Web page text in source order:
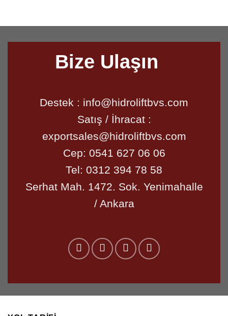
Bize Ulaşın
Destek : info@hidroliftbvs.com
Satış / İhracat :
exportsales@hidroliftbvs.com
Cep: 0541 627 06 06
Tel: 0312 394 78 58
Serhat Mah. 1472. Sok. Yenimahalle
/ Ankara